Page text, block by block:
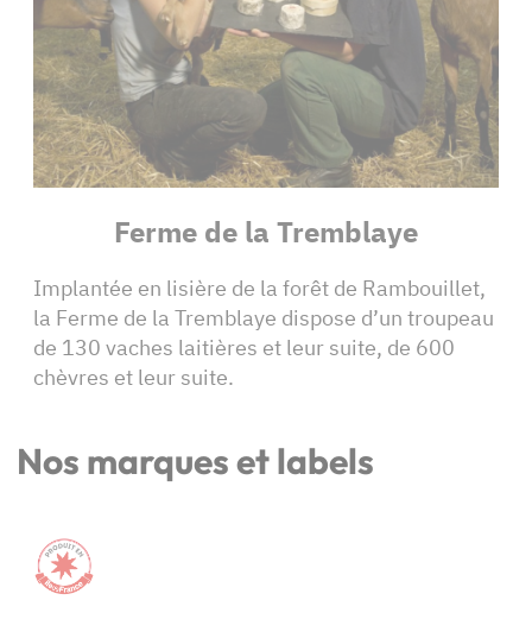
Ferme de la Tremblaye
Implantée en lisière de la forêt de Rambouillet,
la Ferme de la Tremblaye dispose d’un troupeau
de 130 vaches laitières et leur suite, de 600
chèvres et leur suite.
Nos marques et labels